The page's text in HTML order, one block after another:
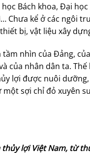
Bách khoa, Đại
Chưa kể ở các ngôi
bị, vật liệu xây
nhìn của Đảng,
của nhân dân ta.
lợi được nuôi
sợi chỉ đỏ xuyên
lợi Việt Nam, từ